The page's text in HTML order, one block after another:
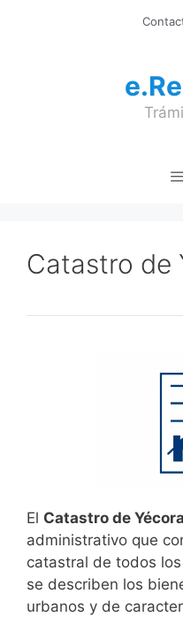
Catastro de
El Catastro de
administrativo que
catastral de todos
se describen los
urbanos y de